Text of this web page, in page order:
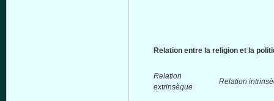
Relation entre la religion et la
Relation
extrinsèque
Relation